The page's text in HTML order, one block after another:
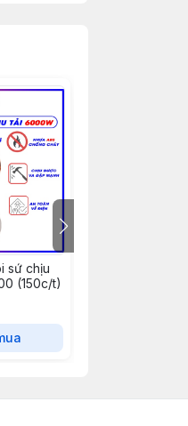
sứ chịu
(150c/t)